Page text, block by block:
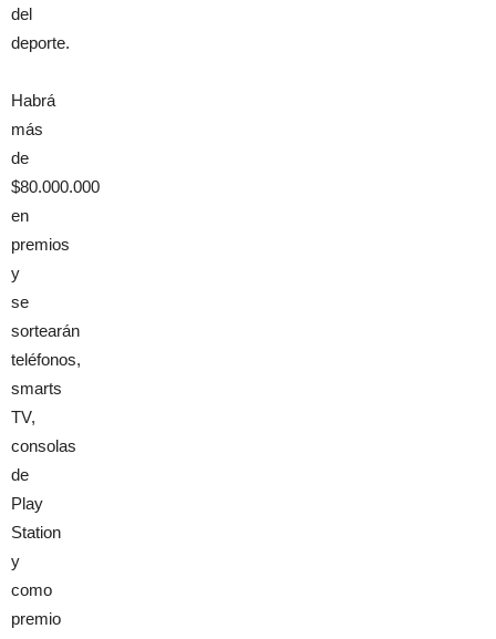
del
deporte.
Habrá
más
de
$80.000.000
en
premios
y
se
sortearán
teléfonos,
smarts
TV,
consolas
de
Play
Station
y
como
premio